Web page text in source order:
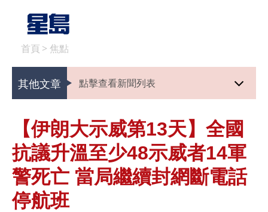
首頁 > 焦點
其他文章 點擊查看新聞列表
【伊朗大示威第13天】全國
抗議升溫至少48示威者14軍
警死亡 當局繼續封網斷電話
停航班